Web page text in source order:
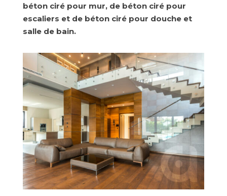
béton ciré pour mur, de béton ciré pour
escaliers et de béton ciré pour douche et
salle de bain.